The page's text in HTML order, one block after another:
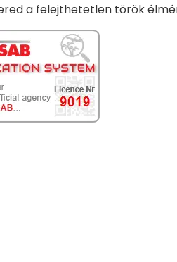
a felejthetetlen török